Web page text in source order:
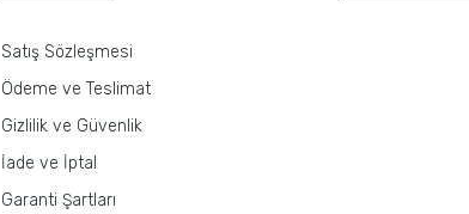
Satış Sözleşmesi
Ödeme ve Teslimat
Gizlilik ve Güvenlik
İade ve İptal
Garanti Şartları